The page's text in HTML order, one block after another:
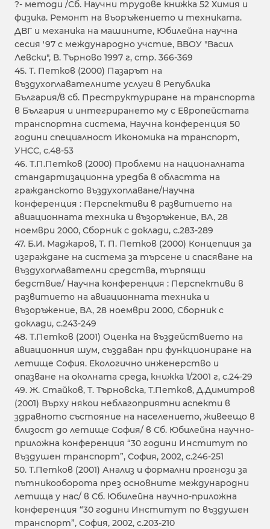
?- методи /Сб. Научни трудове книжка 52 Химия и
физика. Ремонт на въоръжението и техниката.
ДВГ и механика на машините, Юбилейна научна
сесия '97 с международно учстие, ВВОУ "Васил
Левски", В. Търново 1997 г, стр. 366-369
45. Т. Петков (2000) Пазарът на
въздухоплавателните услуги в Република
България/в сб. Преструктуриране на транспорта
в България и интегрирането му с Европейстата
транспортна система, Научна конференция 50
години специалност Икономика на транспорт,
УНСС, с.48-53
46. Т.П.Петков (2000) Проблеми на националната
стандартизационна уредба в областта на
гражданското въздухоплаване/Научна
конференция : Перспективи в развитието на
авиационната техника и възоръжение, ВА, 28
ноември 2000, Сборник с доклади, с.283-289
47. Б.И. Маджаров, Т. П. Петков (2000) Концепция за
изграждане на система за търсене и спасяване на
въздухоплавателни средства, търпящи
бедствие/ Научна конференция : Перспективи в
развитието на авиационната техника и
възоръжение, ВА, 28 ноември 2000, Сборник с
доклади, с.243-249
48. Т.Петков (2001) Оценка на въздействието на
авиационния шум, създаван при функциониране на
летище София. Екологично инженерство и
опазване на околната среда, книжка 1/2001 г, с.24-29
49. Ж. Стайков, Т. Търновска, Т.Петков, Д.Димитров
(2001) Върху някои неблагоприятни аспекти в
здравното състояние на населението, живеещо в
близост до летище София/ в Сб. Юбилейна научно-
приложна конференция “30 години Институт по
въздушен транспорт”, София, 2002, с.246-251
50. Т.Петков (2001) Анализ и формални прогнози за
пътникооборота през основните международни
летища у нас/ в Сб. Юбилейна научно-приложна
конференция “30 години Институт по въздушен
транспорт”, София, 2002, с.203-210